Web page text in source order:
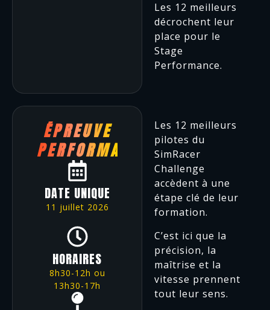
Les 12 meilleurs
décrochent leur
place pour le
Stage
Performance.
Les 12 meilleurs
pilotes du
SimRacer
Challenge
accèdent à une
étape clé de leur
formation.
C’est ici que la
précision, la
maîtrise et la
vitesse prennent
tout leur sens.
ÉPREUVE
PERFORMANCE
DATE UNIQUE
11 juillet 2026
HORAIRES
8h30-12h ou
13h30-17h